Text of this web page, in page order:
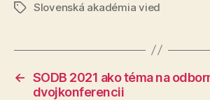
ZnačkySlovenská akadémia vied
← SODB 2021 ako téma na
dvojkonferencii